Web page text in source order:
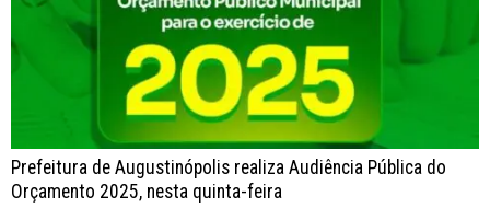
Prefeitura de Augustinópolis realiza Audiência Pública do
Orçamento 2025, nesta quinta-feira